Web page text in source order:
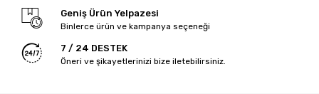
Geniş Ürün Yelpazesi
Binlerce ürün ve kampanya seçeneği
7 / 24 DESTEK
Öneri ve şikayetlerinizi bize iletebilirsiniz.